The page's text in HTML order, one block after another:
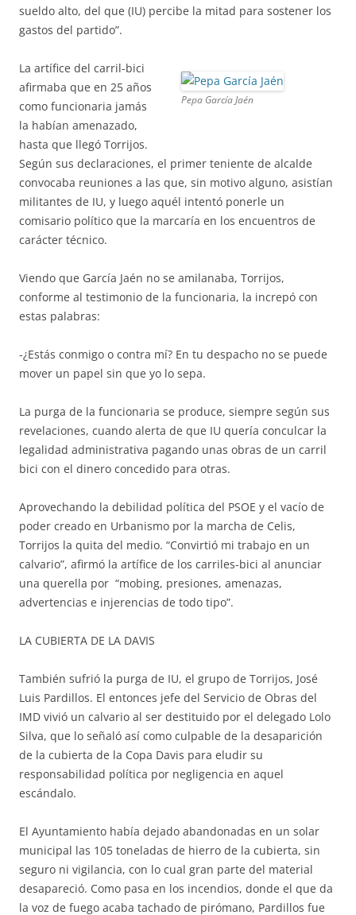
sueldo alto, del que (IU) percibe la mitad para sostener los
gastos del partido”.
Pepa García Jaén
La artífice del carril-bici
afirmaba que en 25 años
como funcionaria jamás
la habían amenazado,
hasta que llegó Torrijos.
Según sus declaraciones, el primer teniente de alcalde
convocaba reuniones a las que, sin motivo alguno, asistían
militantes de IU, y luego aquél intentó ponerle un
comisario político que la marcaría en los encuentros de
carácter técnico.
Viendo que García Jaén no se amilanaba, Torrijos,
conforme al testimonio de la funcionaria, la increpó con
estas palabras:
-¿Estás conmigo o contra mí? En tu despacho no se puede
mover un papel sin que yo lo sepa.
La purga de la funcionaria se produce, siempre según sus
revelaciones, cuando alerta de que IU quería conculcar la
legalidad administrativa pagando unas obras de un carril
bici con el dinero concedido para otras.
Aprovechando la debilidad política del PSOE y el vacío de
poder creado en Urbanismo por la marcha de Celis,
Torrijos la quita del medio. “Convirtió mi trabajo en un
calvario”, afirmó la artífice de los carriles-bici al anunciar
una querella por “mobing, presiones, amenazas,
advertencias e injerencias de todo tipo”.
LA CUBIERTA DE LA DAVIS
También sufrió la purga de IU, el grupo de Torrijos, José
Luis Pardillos. El entonces jefe del Servicio de Obras del
IMD vivió un calvario al ser destituido por el delegado Lolo
Silva, que lo señaló así como culpable de la desaparición
de la cubierta de la Copa Davis para eludir su
responsabilidad política por negligencia en aquel
escándalo.
El Ayuntamiento había dejado abandonadas en un solar
municipal las 105 toneladas de hierro de la cubierta, sin
seguro ni vigilancia, con lo cual gran parte del material
desapareció. Como pasa en los incendios, donde el que da
la voz de fuego acaba tachado de pirómano, Pardillos fue